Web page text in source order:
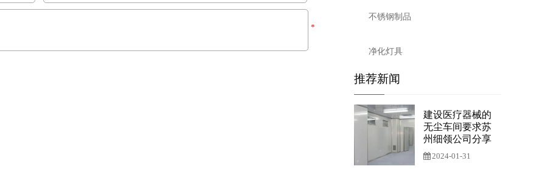
不锈钢制品
净化灯具
推荐新闻
建设医疗器械的
无尘车间要求苏
州细领公司分享
2024-01-31
*